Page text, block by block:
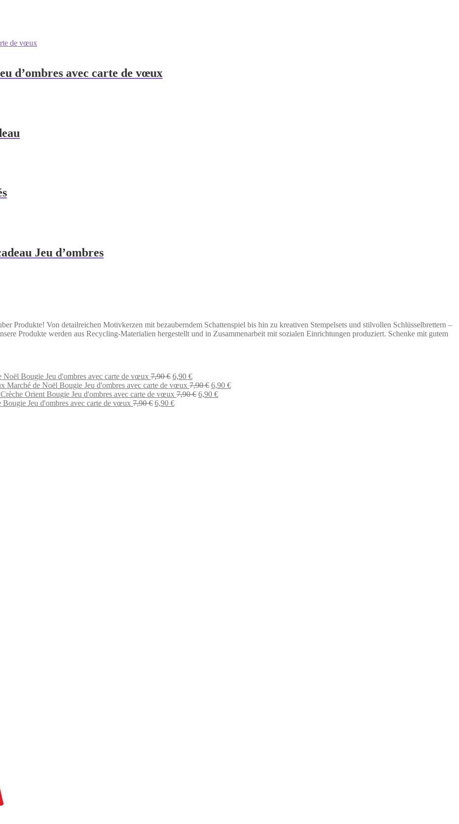
d’ombres avec carte de vœux
Jeu d’ombres
Produkte! Von detailreichen Motivkerzen mit bezauberndem Schattenspiel bis hin zu kreativen Stempelsets und stilvollen Schlüsselbrettern –
Produkte werden aus Recycling-Materialien hergestellt und in Zusammenarbeit mit sozialen Einrichtungen produziert. Schenke mit gutem
Noël Bougie Jeu d'ombres avec carte de vœux 7,90€ Le
prix
initial
était :
6,90 €Le
prix
actuel
Marché de Noël Bougie Jeu d'ombres avec carte de vœux 7,90€ Le
prix
6,90 €Le
Crèche Orient Bougie Jeu d'ombres avec carte de vœux 7,90€ Le
6,90 €Le
Bougie Jeu d'ombres avec carte de vœux 7,90€ Le
6,90 €Le